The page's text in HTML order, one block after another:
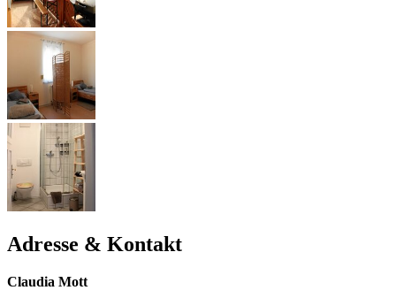
Adresse & Kontakt
Claudia Mott